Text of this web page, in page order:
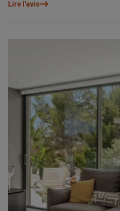
Vall de Pop, transforment la
Lire l'avis